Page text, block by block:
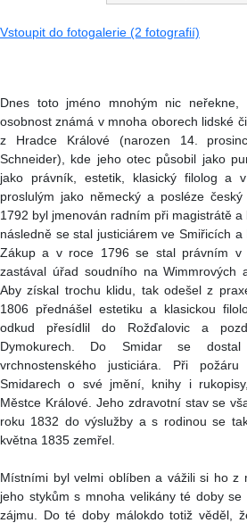
Vstoupit do fotogalerie (2 fotografií)
Dnes toto jméno mnohým nic
osobnost známá v mnoha oborech lidské
z Hradce Králové (narozen 14.
Schneider), kde jeho otec působil jako
jako právník, estetik, klasický filolog a
proslulým jako německý a posléze
1792 byl jmenován radním při magistrátě a
následně se stal justiciárem ve Smiřicích
Zákup a v roce 1796 se stal právním v
zastával úřad soudního na Wimmrových
Aby získal trochu klidu, tak odešel z
1806 přednášel estetiku a klasickou
odkud přesídlil do Rožďalovic a
Dymokurech. Do Smidar se
vrchnostenského justiciára. Při
Smidarech o své jmění, knihy i
Městce Králové. Jeho zdravotní stav se
roku 1832 do výslužby a s rodinou se
května 1835 zemřel.
Místními byl velmi oblíben a vážili si ho z
jeho stykům s mnoha velikány té doby
zájmu. Do té doby málokdo totiž věděl,